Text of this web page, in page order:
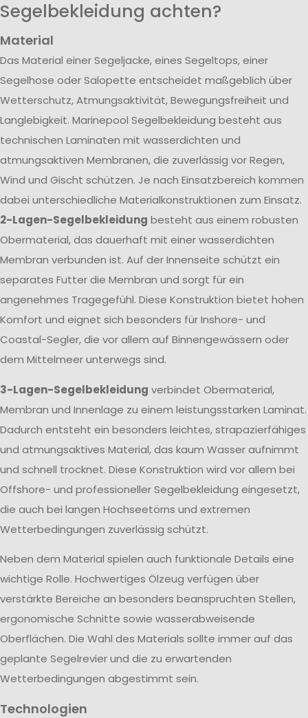
Segelbekleidung achten?
Material
Das Material einer Segeljacke, eines Segeltops, einer
Segelhose oder Salopette entscheidet maßgeblich über
Wetterschutz, Atmungsaktivität, Bewegungsfreiheit und
Langlebigkeit. Marinepool Segelbekleidung besteht aus
technischen Laminaten mit wasserdichten und
atmungsaktiven Membranen, die zuverlässig vor Regen,
Wind und Gischt schützen. Je nach Einsatzbereich kommen
dabei unterschiedliche Materialkonstruktionen zum Einsatz.
2-Lagen-Segelbekleidung besteht aus einem robusten
Obermaterial, das dauerhaft mit einer wasserdichten
Membran verbunden ist. Auf der Innenseite schützt ein
separates Futter die Membran und sorgt für ein
angenehmes Tragegefühl. Diese Konstruktion bietet hohen
Komfort und eignet sich besonders für Inshore- und
Coastal-Segler, die vor allem auf Binnengewässern oder
dem Mittelmeer unterwegs sind.
3-Lagen-Segelbekleidung verbindet Obermaterial,
Membran und Innenlage zu einem leistungsstarken Laminat.
Dadurch entsteht ein besonders leichtes, strapazierfähiges
und atmungsaktives Material, das kaum Wasser aufnimmt
und schnell trocknet. Diese Konstruktion wird vor allem bei
Offshore- und professioneller Segelbekleidung eingesetzt,
die auch bei langen Hochseetörns und extremen
Wetterbedingungen zuverlässig schützt.
Neben dem Material spielen auch funktionale Details eine
wichtige Rolle. Hochwertiges Ölzeug verfügen über
verstärkte Bereiche an besonders beanspruchten Stellen,
ergonomische Schnitte sowie wasserabweisende
Oberflächen. Die Wahl des Materials sollte immer auf das
geplante Segelrevier und die zu erwartenden
Wetterbedingungen abgestimmt sein.
Technologien